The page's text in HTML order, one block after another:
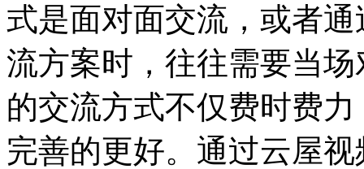
式是面对面交流，或者
流方案时，往往需要当
的交流方式不仅费时费
完善的更好。通过云屋